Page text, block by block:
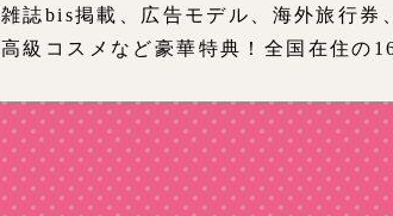
雑誌bis掲載、広告モデル、海外旅行券、
高級コスメなど豪華特典！全国在住の